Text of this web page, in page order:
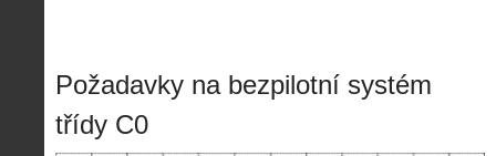
Požadavky na bezpilotní systém
třídy C0